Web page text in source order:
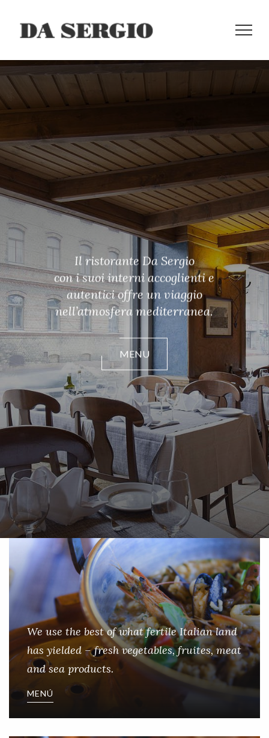
Il ristorante Da Sergio
con i suoi interni accoglienti e
autentici offre un viaggio
nell’atmosfera mediterranea.
MENU
We use the best of what fertile Italian land
has yielded – fresh vegetables, fruites, meat
and sea products.
MENÚ